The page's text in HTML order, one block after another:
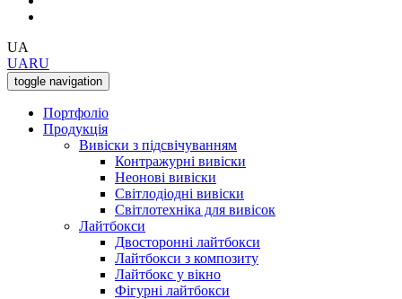
UA
UARU
toggle navigation
Портфоліо
Продукція
Вивіски з підсвічуванням
Контражурні вивіски
Неонові вивіски
Світлодіодні вивіски
Світлотехніка для вивісок
Лайтбокси
Двосторонні лайтбокси
Лайтбокси з композиту
Лайтбокс у вікно
Фігурні лайтбокси